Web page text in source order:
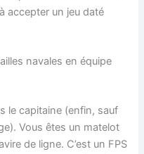
accepter un jeu daté
navales en équipe
le capitaine (enfin, sauf
Vous êtes un matelot
de ligne. C’est un FPS